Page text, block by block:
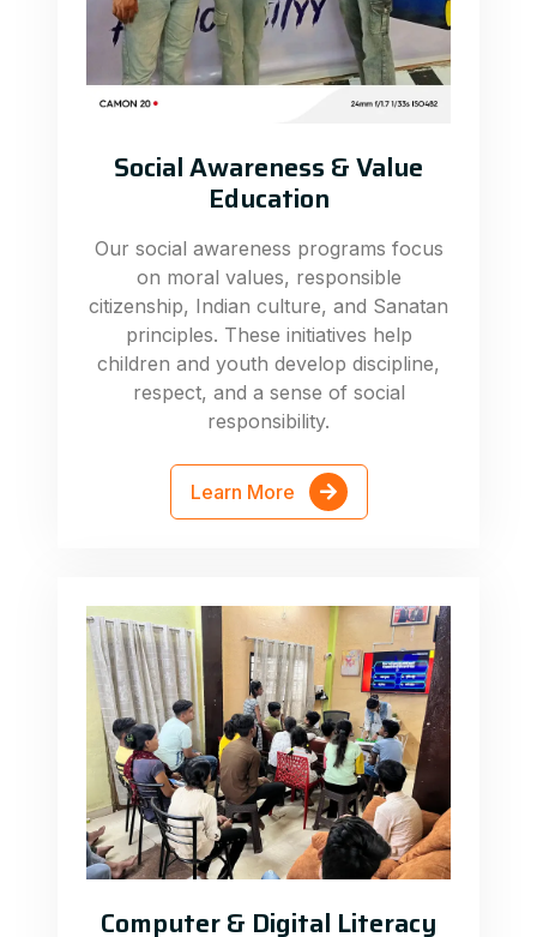
Social Awareness & Value
Education
Our social awareness programs focus
on moral values, responsible
citizenship, Indian culture, and Sanatan
principles. These initiatives help
children and youth develop discipline,
respect, and a sense of social
responsibility.
Learn More
Computer & Digital Literacy